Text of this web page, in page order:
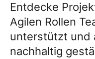
Entdecke
Agilen Rollen
unterstützt und
nachhaltig